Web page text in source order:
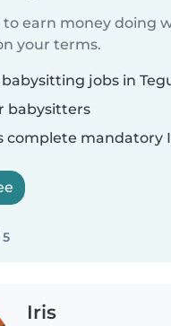
earn money doing
your terms.
jobs in
babysitters
complete mandatory
Iris